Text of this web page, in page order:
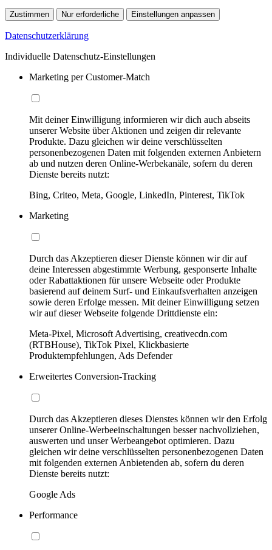
Zustimmen Nur erforderliche Einstellungen anpassen
Datenschutzerklärung
Individuelle Datenschutz-Einstellungen
Marketing per Customer-Match
Mit deiner Einwilligung informieren wir dich auch abseits
unserer Website über Aktionen und zeigen dir relevante
Produkte. Dazu gleichen wir deine verschlüsselten
personenbezogenen Daten mit folgenden externen Anbietern
ab und nutzen deren Online-Werbekanäle, sofern du deren
Dienste bereits nutzt:
Bing, Criteo, Meta, Google, LinkedIn, Pinterest, TikTok
Marketing
Durch das Akzeptieren dieser Dienste können wir dir auf
deine Interessen abgestimmte Werbung, gesponserte Inhalte
oder Rabattaktionen für unsere Webseite oder Produkte
basierend auf deinem Surf- und Einkaufsverhalten anzeigen
sowie deren Erfolge messen. Mit deiner Einwilligung setzen
wir auf dieser Webseite folgende Drittdienste ein:
Meta-Pixel, Microsoft Advertising, creativecdn.com
(RTBHouse), TikTok Pixel, Klickbasierte
Produktempfehlungen, Ads Defender
Erweitertes Conversion-Tracking
Durch das Akzeptieren dieses Dienstes können wir den Erfolg
unserer Online-Werbeeinschaltungen besser nachvollziehen,
auswerten und unser Werbeangebot optimieren. Dazu
gleichen wir deine verschlüsselten personenbezogenen Daten
mit folgenden externen Anbietenden ab, sofern du deren
Dienste bereits nutzt:
Google Ads
Performance